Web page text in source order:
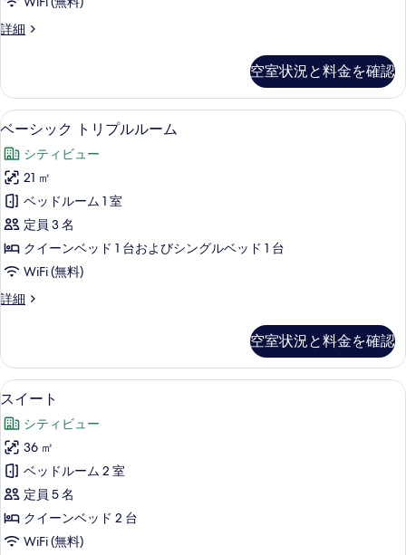
る
部
屋
す
べ
て
の
写
真
を
表
示
す
詳細
ベ
ク
4
人
屋
の
詳
細
空室状況と料金を確認
ベ
ー
シ
ッ
ク
ト
リ
ル
ー
ム
の
す
べ
て
の
写
真
ベーシック トリプルルーム | ミニバ
4
ベーシック トリプルルーム
シティビュー
21 ㎡
ベッドルーム 1 室
定員 3 名
クイーンベッド 1 台およびシングルベッド 1 台
WiFi (無料)
詳細
ベ
ク
ト
リ
ル
ル
ー
ム
の
詳
細
空室状況と料金を確認
ス
イ
ー
ト
の
す
べ
ミニバー、セーフティボックス (室
5
スイート
シティビュー
36 ㎡
ベッドルーム 2 室
定員 5 名
クイーンベッド 2 台
WiFi (無料)